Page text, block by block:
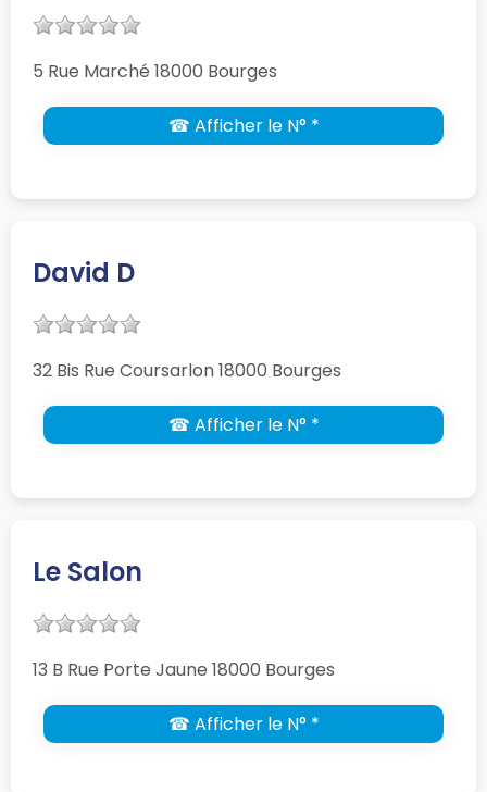
5 Rue Marché 18000 Bourges
☎ Afficher le N° *
David D
32 Bis Rue Coursarlon 18000 Bourges
☎ Afficher le N° *
Le Salon
13 B Rue Porte Jaune 18000 Bourges
☎ Afficher le N° *